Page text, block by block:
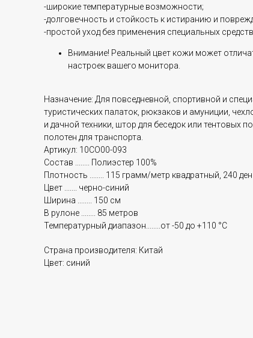
-широкие температурные возможности;
-долговечность и стойкость к истиранию и
-простой уход без применения специальных
Внимание! Реальный цвет кожи может
настроек вашего монитора.
Назначение: Для повседневной, спортивной и
туристических палаток, рюкзаков и амуниции,
и дачной техники, штор для беседок или тентовых
полотен для транспорта.
Артикул: 10CO00-093
Состав ........ Полиэстер 100%
Плотность ........ 115 грамм/метр квадратный, 240 ден
Цвет ....... черно-синий
Ширина ........ 150 см
В рулоне ........ 85 метров
Температурный диапазон........от -50 до +110 °C
Страна производителя: Китай
Цвет: синий